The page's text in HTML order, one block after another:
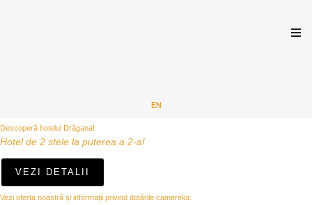
EN
Descoperă hotelul Drăgana!
Hotel de 2 stele la puterea a 2-a!
VEZI DETALII
Vezi oferta noastră și informații privind dotările camerelor.